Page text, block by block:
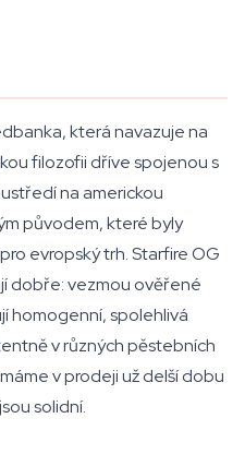
která navazuje na
filozofii dříve spojenou s
na americkou
původem, které byly
evropský trh. Starfire OG
dobře: vezmou ověřené
homogenní, spolehlivá
v různých pěstebních
v prodeji už delší dobu
solidní.